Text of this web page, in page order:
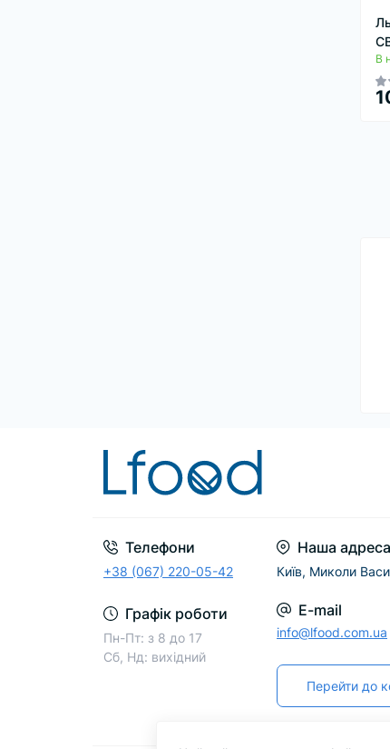
В
Телефони
+38 (067) 220-05-42
Графік роботи
Пн-Пт: з 8 до 17
Сб, Нд: вихідний
Наша адреса
Київ, Миколи
E-mail
info@lfood.com.ua
Перейти до